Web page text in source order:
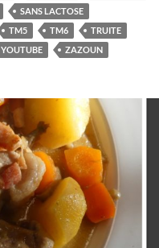
SANS LACTOSE
TM5 TM6
TRUITE
YOUTUBE ZAZOUN